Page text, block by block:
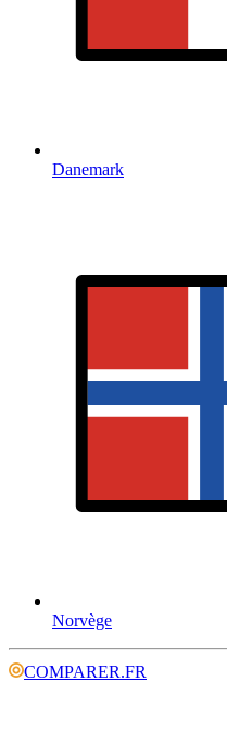
Danemark
Norvège
COMPARER.FR